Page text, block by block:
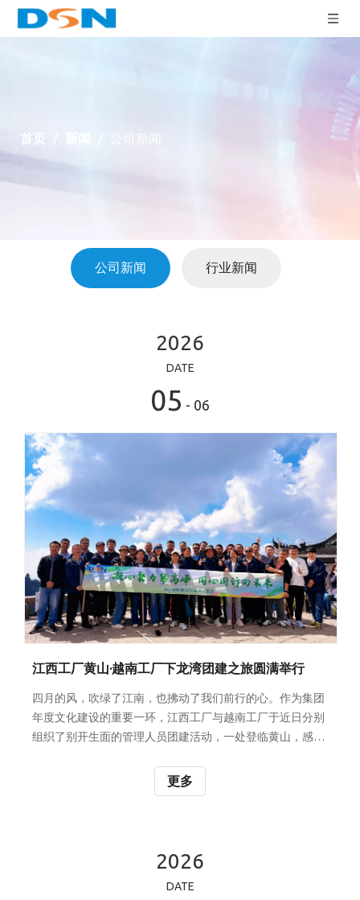
首页 / 公司新闻
公司新闻 行业新闻
2026
DATE
05 - 06
江西工厂黄山·越南工厂下龙湾团建之旅圆满举行
四月的风，吹绿了江南，也拂动了我们前行的心。作为集团
年度文化建设的重要一环，江西工厂与越南工厂于近日分别
组织了别开生面的管理人员团建活动，一处登临黄山，感
林”的诗意奇景; 两厂同频、双线并行，一次属于"我们”的春
日之约，在山水间徐徐展开。 PART 1登黄山，炼团队之志
的背包；前方一声“小心石阶”，后方一字一句传下去。有个
别同事膝盖有伤，大家劝他就地休息一会，他摆摆手：“团
建就是要一起走，你们等我一下，马上跟上“。 迎客松前，
更多
2026
DATE